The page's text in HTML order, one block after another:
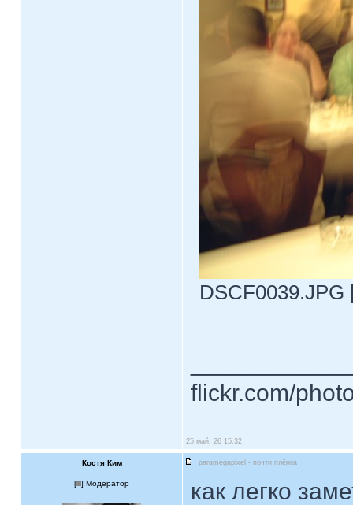
DSCF0039.JPG
flickr.com/
25 май, 26 15:32
Костя Ким paramegapixel - почти плёнка
[ ] Модератор
как легко